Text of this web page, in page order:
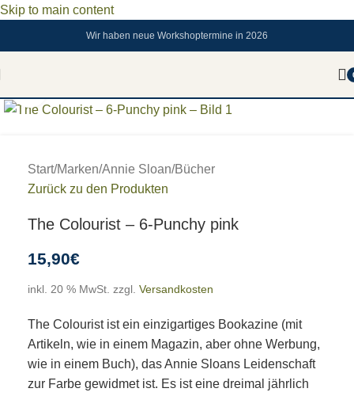
Skip to main content
Wir haben neue Workshoptermine in 2026
Start/Marken/Annie Sloan/Bücher
Zurück zu den Produkten
The Colourist – 6-Punchy pink
15,90€
inkl. 20 % MwSt. zzgl. Versandkosten
The Colourist ist ein einzigartiges Bookazine (mit
Artikeln, wie in einem Magazin, aber ohne Werbung,
wie in einem Buch), das Annie Sloans Leidenschaft
zur Farbe gewidmet ist. Es ist eine dreimal jährlich